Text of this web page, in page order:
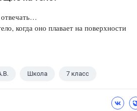
когда оно плавает на поверхности
Школа 7 класс